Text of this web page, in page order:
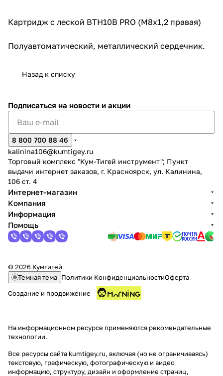
Картридж с леской BTH10B PRO (M8x1,2 правая)
Полуавтоматический, металлический сердечник.
Назад к списку
Подписаться на новости и акции
8 800 700 88 46
kalinina106@kumtigey.ru
Торговый комплекс "Кум-Тигей инструмент"; Пункт
выдачи интернет заказов, г. Красноярск, ул. Калинина,
106 ст. 4
Интернет-магазин
Компания
Информация
Помощь
© 2026 Кумтигей
Темная тема Политики КонфиденциальностиОферта
Создание и продвижение
На информационном ресурсе применяются рекомендательные
технологии.
Все ресурсы сайта kumtigey.ru, включая (но не ограничиваясь)
текстовую, графическую, фотографическую и видео
информацию, структуру, дизайн и оформление страниц,
раз в 2
недели